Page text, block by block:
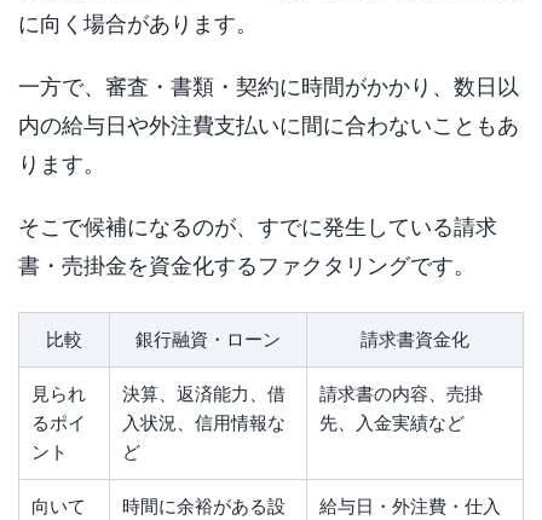
に向く場合があります。
一方で、審査・書類・契約に時間がかかり、数日以
内の給与日や外注費支払いに間に合わないこともあ
ります。
そこで候補になるのが、すでに発生している請求
書・売掛金を資金化するファクタリングです。
比較 銀行融資・ローン 請求書資金化
見られ
るポイ
ント
決算、返済能力、借
入状況、信用情報な
ど
請求書の内容、売掛
先、入金実績など
向いて
時間に余裕がある設
給与日・外注費・仕入